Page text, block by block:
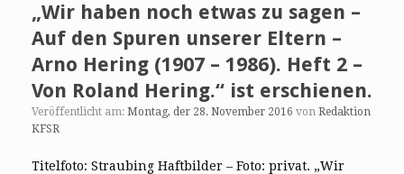
„Wir haben noch etwas zu sagen –
Auf den Spuren unserer Eltern –
Arno Hering (1907 – 1986). Heft 2 –
Von Roland Hering.“ ist erschienen.
Veröffentlicht am: Montag, der 28. November 2016 von Redaktion
KFSR
Titelfoto: Straubing Haftbilder – Foto: privat. „Wir